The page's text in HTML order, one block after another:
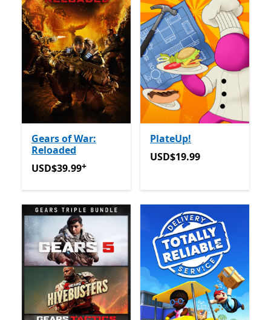
Gears of War:
Reloaded
USD$39.99Avec des achats dans l’application
USD$39.99+
PlateUp!
USD$19.99
USD$19.99